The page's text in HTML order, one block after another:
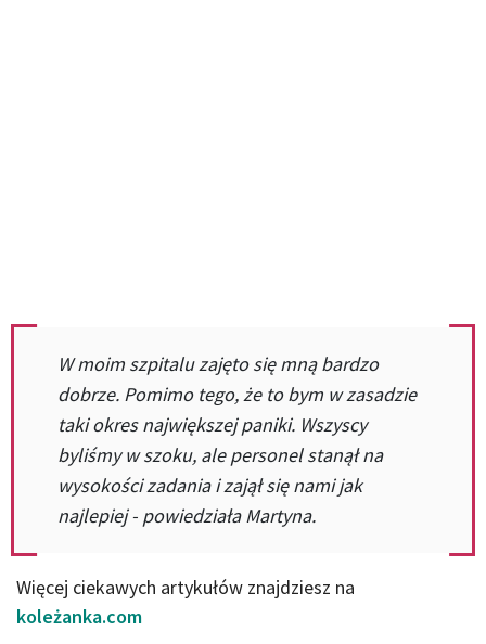
W moim szpitalu zajęto się mną bardzo
dobrze. Pomimo tego, że to bym w zasadzie
taki okres największej paniki. Wszyscy
byliśmy w szoku, ale personel stanął na
wysokości zadania i zajął się nami jak
najlepiej - powiedziała Martyna.
Więcej ciekawych artykułów znajdziesz na
koleżanka.com